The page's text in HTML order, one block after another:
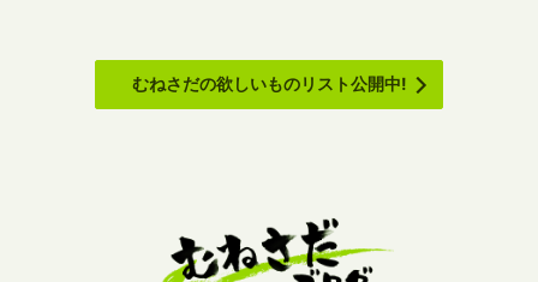
むねさだの欲しいものリスト公開中!